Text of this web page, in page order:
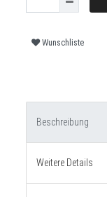
Wunschliste
Beschreibung
Weitere Details